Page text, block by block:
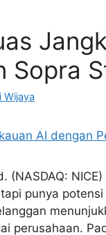
Sopra
Wijaya
(NASDAQ:
punya
perusahaan.